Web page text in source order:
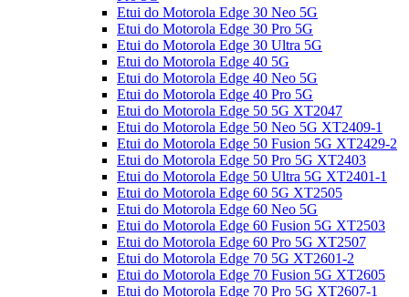
Etui do Motorola Edge 30 Neo 5G
Etui do Motorola Edge 30 Pro 5G
Etui do Motorola Edge 30 Ultra 5G
Etui do Motorola Edge 40 5G
Etui do Motorola Edge 40 Neo 5G
Etui do Motorola Edge 40 Pro 5G
Etui do Motorola Edge 50 5G XT2047
Etui do Motorola Edge 50 Neo 5G XT2409-1
Etui do Motorola Edge 50 Fusion 5G XT2429-2
Etui do Motorola Edge 50 Pro 5G XT2403
Etui do Motorola Edge 50 Ultra 5G XT2401-1
Etui do Motorola Edge 60 5G XT2505
Etui do Motorola Edge 60 Neo 5G
Etui do Motorola Edge 60 Fusion 5G XT2503
Etui do Motorola Edge 60 Pro 5G XT2507
Etui do Motorola Edge 70 5G XT2601-2
Etui do Motorola Edge 70 Fusion 5G XT2605
Etui do Motorola Edge 70 Pro 5G XT2607-1